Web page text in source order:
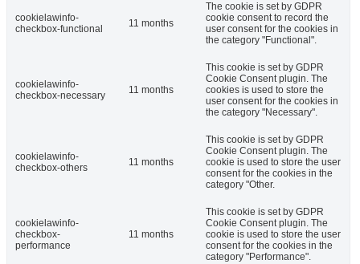
cookielawinfo-
checkbox-functional
11 months
The cookie is set by GDPR
cookie consent to record the
user consent for the cookies in
the category "Functional".
cookielawinfo-
checkbox-necessary
11 months
This cookie is set by GDPR
Cookie Consent plugin. The
cookies is used to store the
user consent for the cookies in
the category "Necessary".
cookielawinfo-
checkbox-others
11 months
This cookie is set by GDPR
Cookie Consent plugin. The
cookie is used to store the user
consent for the cookies in the
category "Other.
cookielawinfo-
checkbox-
performance
11 months
This cookie is set by GDPR
Cookie Consent plugin. The
cookie is used to store the user
consent for the cookies in the
category "Performance".